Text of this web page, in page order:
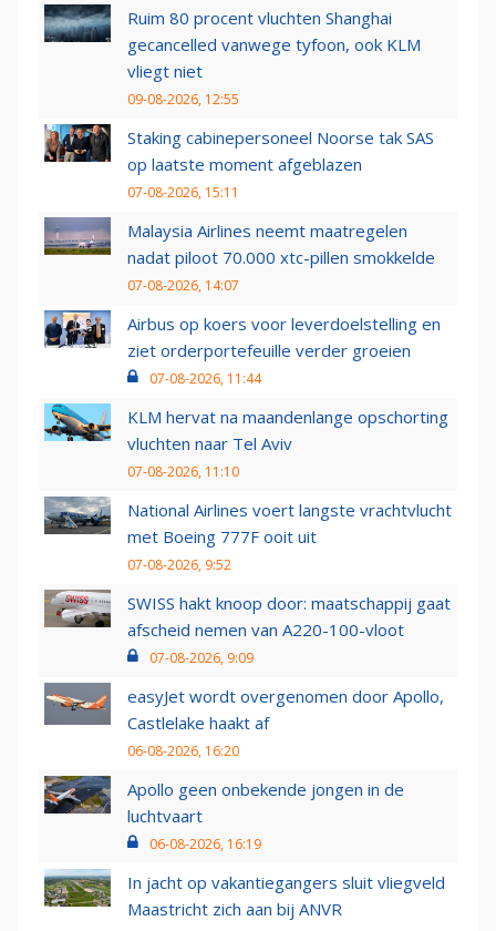
Ruim 80 procent vluchten Shanghai
gecancelled vanwege tyfoon, ook KLM
vliegt niet
09-08-2026, 12:55
Staking cabinepersoneel Noorse tak SAS
op laatste moment afgeblazen
07-08-2026, 15:11
Malaysia Airlines neemt maatregelen
nadat piloot 70.000 xtc-pillen smokkelde
07-08-2026, 14:07
Airbus op koers voor leverdoelstelling en
ziet orderportefeuille verder groeien
07-08-2026, 11:44
KLM hervat na maandenlange opschorting
vluchten naar Tel Aviv
07-08-2026, 11:10
National Airlines voert langste vrachtvlucht
met Boeing 777F ooit uit
07-08-2026, 9:52
SWISS hakt knoop door: maatschappij gaat
afscheid nemen van A220-100-vloot
07-08-2026, 9:09
easyJet wordt overgenomen door Apollo,
Castlelake haakt af
06-08-2026, 16:20
Apollo geen onbekende jongen in de
luchtvaart
06-08-2026, 16:19
In jacht op vakantiegangers sluit vliegveld
Maastricht zich aan bij ANVR